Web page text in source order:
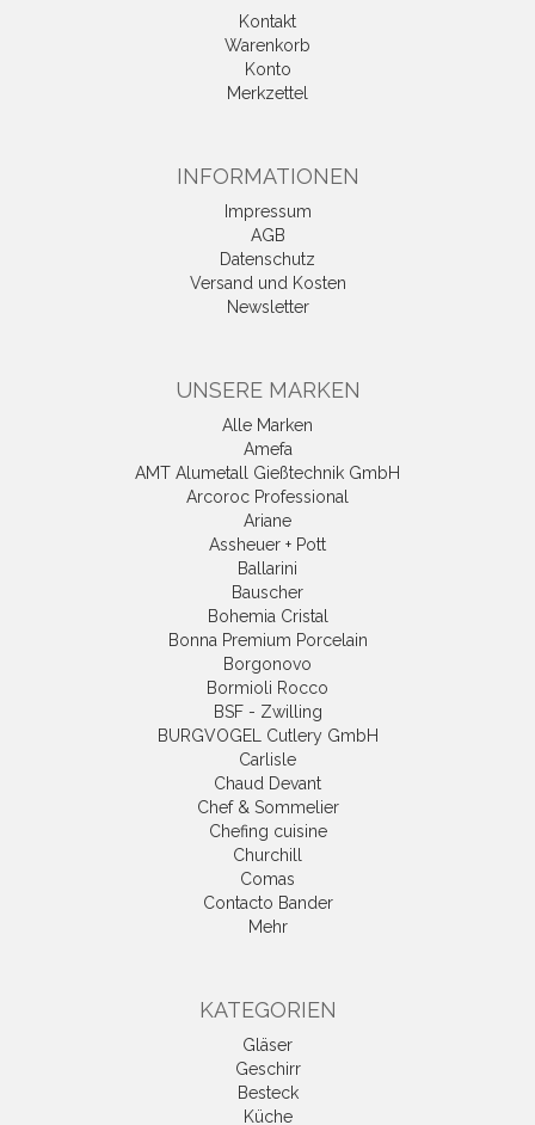
Kontakt
Warenkorb
Konto
Merkzettel
INFORMATIONEN
Impressum
AGB
Datenschutz
Versand und Kosten
Newsletter
UNSERE MARKEN
Alle Marken
Amefa
AMT Alumetall Gießtechnik GmbH
Arcoroc Professional
Ariane
Assheuer + Pott
Ballarini
Bauscher
Bohemia Cristal
Bonna Premium Porcelain
Borgonovo
Bormioli Rocco
BSF - Zwilling
BURGVOGEL Cutlery GmbH
Carlisle
Chaud Devant
Chef & Sommelier
Chefing cuisine
Churchill
Comas
Contacto Bander
Mehr
KATEGORIEN
Gläser
Geschirr
Besteck
Küche